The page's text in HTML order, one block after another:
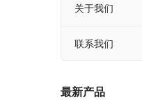
关于我们
联系我们
最新产品